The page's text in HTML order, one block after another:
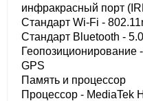
инфракрасный порт
Стандарт Wi-Fi -
Стандарт Bluetooth - 5.0
GPS
Память и процессор
Процессор - MediaTek